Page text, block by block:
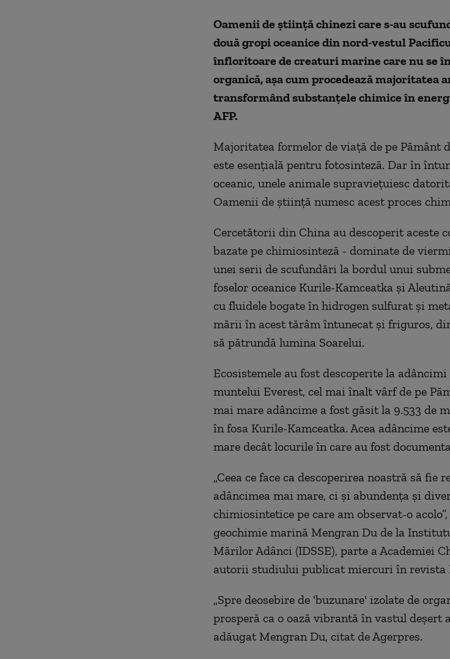
Oamenii de ştiinţă chinezi care s-au
două gropi oceanice din nord-vestul
înfloritoare de creaturi marine care nu se
organică, aşa cum procedează majoritatea
transformând substanţele chimice în
AFP.
Majoritatea formelor de viaţă de pe Pământ
este esenţială pentru fotosinteză. Dar în
oceanic, unele animale supravieţuiesc
Oamenii de ştiinţă numesc acest proces
Cercetătorii din China au descoperit aceste
bazate pe chimiosinteză - dominate de
unei serii de scufundări la bordul unui
foselor oceanice Kurile-Kamceatka şi
cu fluidele bogate în hidrogen sulfurat şi
mării în acest tărâm întunecat şi friguros,
să pătrundă lumina Soarelui.
Ecosistemele au fost descoperite la
muntelui Everest, cel mai înalt vârf de pe
mai mare adâncime a fost găsit la 9.533 de
în fosa Kurile-Kamceatka. Acea adâncime
mare decât locurile în care au fost
„Ceea ce face ca descoperirea noastră să fie
adâncimea mai mare, ci şi abundenţa şi
chimiosintetice pe care am observat-o
geochimie marină Mengran Du de la
Mărilor Adânci (IDSSE), parte a Academiei
autorii studiului publicat miercuri în revista
„Spre deosebire de 'buzunare' izolate de
prosperă ca o oază vibrantă în vastul deşert
adăugat Mengran Du, citat de Agerpres.